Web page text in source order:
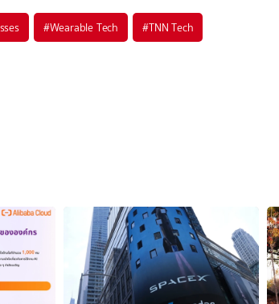
#Wearable Tech #TNN Tech